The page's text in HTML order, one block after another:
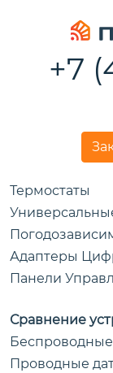
+7
Термостаты
Адаптеры
Панели
Сравнение
Беспроводные
Проводные